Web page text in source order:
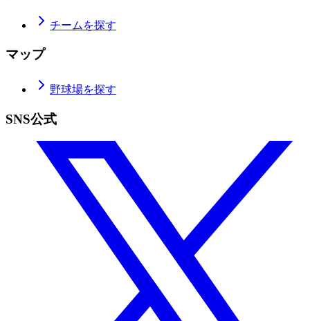
チームを探す
マップ
野球場を探す
SNS公式